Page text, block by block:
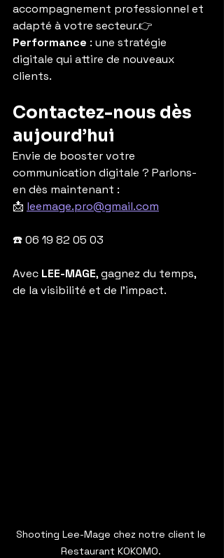
accompagnement professionnel et
adapté à votre secteur.👉
Performance : une stratégie
digitale qui attire de nouveaux
clients.
Contactez-nous dès
aujourd’hui
Envie de booster votre
communication digitale ? Parlons-
en dès maintenant :
📩 leemage.pro@gmail.com
☎️ 06 19 82 05 03
Avec LEE-MAGE, gagnez du temps,
de la visibilité et de l’impact.
Shooting Lee-Mage chez notre client le
Restaurant KOKOMO.